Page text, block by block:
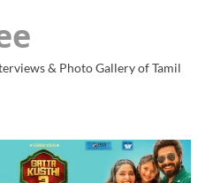
& Photo Gallery of Tamil